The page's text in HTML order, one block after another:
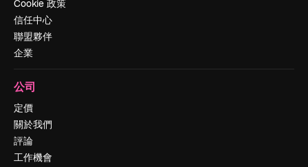
Cookie 政策
信任中心
聯盟夥伴
企業
公司
定價
關於我們
評論
工作機會